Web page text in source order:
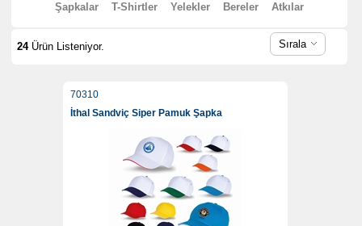
Şapkalar T-Shirtler Yelekler Bereler Atkılar
24Ürün Listeniyor. Sırala
70310
İthal Sandviç Siper Pamuk Şapka